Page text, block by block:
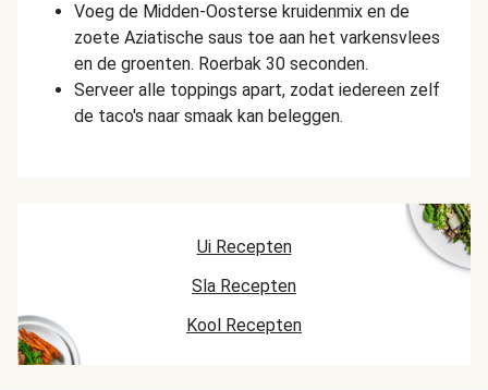
Voeg de Midden-Oosterse kruidenmix en de
zoete Aziatische saus toe aan het varkensvlees
en de groenten. Roerbak 30 seconden.
Serveer alle toppings apart, zodat iedereen zelf
de taco's naar smaak kan beleggen.
Ui Recepten
Sla Recepten
Kool Recepten